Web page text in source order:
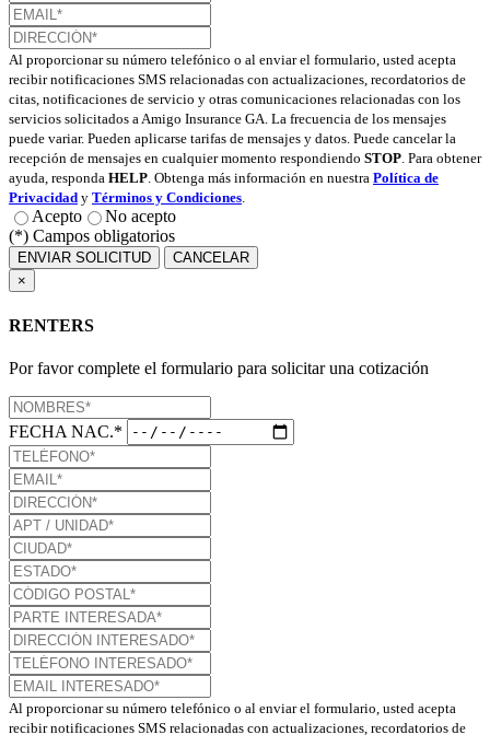
Al proporcionar su número telefónico o al enviar el formulario, usted acepta
recibir notificaciones SMS relacionadas con actualizaciones, recordatorios de
citas, notificaciones de servicio y otras comunicaciones relacionadas con los
servicios solicitados a Amigo Insurance GA. La frecuencia de los mensajes
puede variar. Pueden aplicarse tarifas de mensajes y datos. Puede cancelar la
recepción de mensajes en cualquier momento respondiendo STOP. Para obtener
ayuda, responda HELP. Obtenga más información en nuestra Política de
Privacidad y Términos y Condiciones.
Acepto
No acepto
(*) Campos obligatorios
ENVIAR SOLICITUD
CANCELAR
×
RENTERS
Por favor complete el formulario para solicitar una cotización
FECHA NAC.*
Al proporcionar su número telefónico o al enviar el formulario, usted acepta
recibir notificaciones SMS relacionadas con actualizaciones, recordatorios de